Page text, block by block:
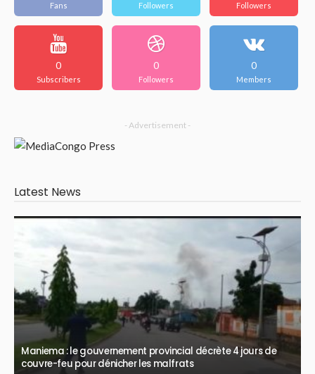
Fans Followers Followers
0
Subscribers
0
Followers
0
Members
- Advertisement -
Latest News
Maniema : le gouvernement provincial décrète 4 jours de
couvre-feu pour dénicher les malfrats